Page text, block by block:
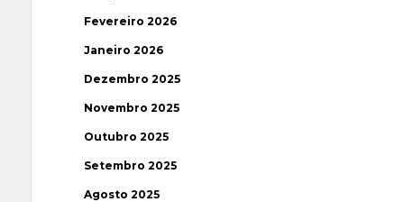
Fevereiro 2026
Janeiro 2026
Dezembro 2025
Novembro 2025
Outubro 2025
Setembro 2025
Agosto 2025